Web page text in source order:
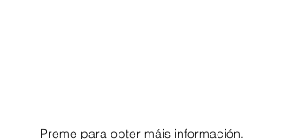
Preme para obter máis información.